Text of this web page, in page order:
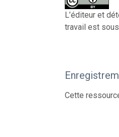
L’éditeur et
travail est
Cette